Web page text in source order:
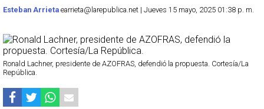
Esteban Arrieta earrieta@larepublica.net | Jueves 15 mayo, 2025 01:38 p. m.
Ronald Lachner, presidente de AZOFRAS, defendió la propuesta. Cortesía/La
República.